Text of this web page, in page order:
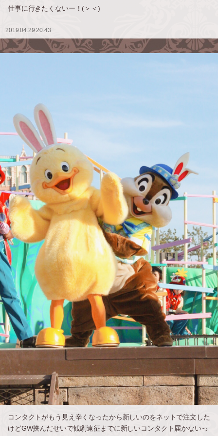
仕事に行きたくないー！(＞＜)
2019.04.29 20:43
コンタクトがもう見え辛くなったから新しいのをネットで注文した
けどGW挟んだせいで観劇遠征までに新しいコンタクト届かないっ